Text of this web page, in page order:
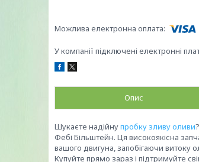
У компанії підключені електронні
Опис
Шукаєте надійнупробку зливу оливи
Фебі Більштейн. Ця високоякісна
вашого двигуна, запобігаючи витоку
Купуйте прямо зараз і підтримуйте